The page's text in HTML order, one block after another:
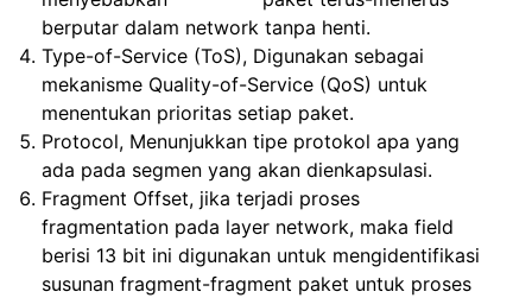
berputar dalam network tanpa henti.
Type-of-Service (ToS), Digunakan sebagai
mekanisme Quality-of-Service (QoS) untuk
menentukan prioritas setiap paket.
Protocol, Menunjukkan tipe protokol apa yang
ada pada segmen yang akan dienkapsulasi.
Fragment Offset, jika terjadi proses
fragmentation pada layer network, maka field
berisi 13 bit ini digunakan untuk mengidentifikasi
susunan fragment-fragment paket untuk proses